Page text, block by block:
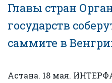
Главы стран
государств
саммите в
Астана. 18 мая.